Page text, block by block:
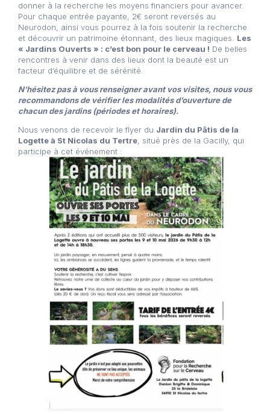
donner à la recherche les moyens financiers pour avancer.
Pour chaque entrée payante, 2€ seront reversés au
Neurodon, ainsi vous pourrez à la fois soutenir la recherche
et découvrir un patrimoine étonnant, des lieux magiques. Les
« Jardins Ouverts » : c’est bon pour le cerveau ! De belles
rencontres à venir dans des lieux dont la beauté est un
facteur d’équilibre et de sérénité.
N’hésitez pas à vous renseigner avant vos visites, nous vous
recommandons de vérifier les modalités d’ouverture de
chacun des jardins (périodes et horaires).
Nous venons de recevoir le flyer du Jardin du Pâtis de la
Logette à St Nicolas du Tertre , situé près de la Gacilly, qui
participe à cet événement :